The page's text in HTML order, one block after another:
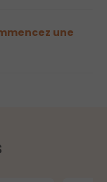
une